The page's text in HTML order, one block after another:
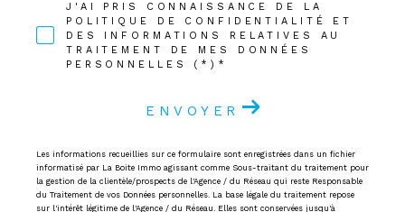
J'AI PRIS CONNAISSANCE DE LA
POLITIQUE DE CONFIDENTIALITÉ ET
DES INFORMATIONS RELATIVES AU
TRAITEMENT DE MES DONNÉES
PERSONNELLES (*)*
ENVOYER
Les informations recueillies sur ce formulaire sont enregistrées dans un fichier
informatisé par La Boite Immo agissant comme Sous-traitant du traitement pour
la gestion de la clientèle/prospects de l'Agence / du Réseau qui reste Responsable
du Traitement de vos Données personnelles. La base légale du traitement repose
sur l'intérêt légitime de l'Agence / du Réseau. Elles sont conservées jusqu'à